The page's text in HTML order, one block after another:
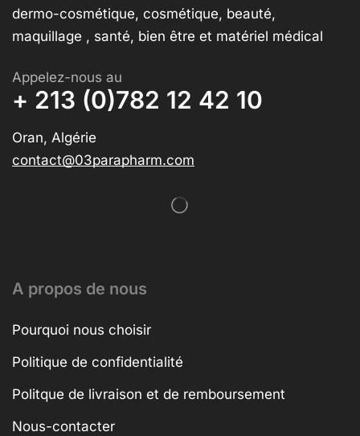
dermo-cosmétique, cosmétique, beauté,
maquillage , santé, bien être et matériel médical
Appelez-nous au
+ 213 (0)782 12 42 10
Oran, Algérie
contact@03parapharm.com
A propos de nous
Pourquoi nous choisir
Politique de confidentialité
Politque de livraison et de remboursement
Nous-contacter